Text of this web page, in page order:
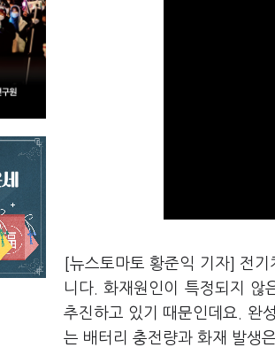
[뉴스토마토 황준익 기자] 전
니다. 화재원인이 특정되지 않
추진하고 있기 때문인데요. 완
는 배터리 충전량과 화재 발생